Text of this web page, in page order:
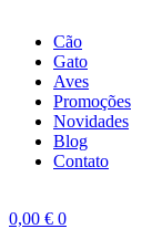
Cão
Gato
Aves
Promoções
Novidades
Blog
Contato
0,00 € 0